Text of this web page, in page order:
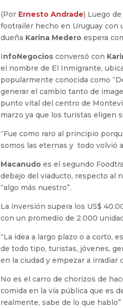
(Por Ernesto Andrade) Luego
footrailer hecho en Uruguay con
dueña Karina Mederoespera
InfoNegociosconversó con
el nombre de El Inmigrante,
popularmente conocida como
generar el cambio tanto de
punto vital del centro de
marzo ya que los turistas eligen
“Fue como raro al principio
somos las eternas y todo volvió
Macanudoes el segundo
debajo del viaducto, respecto al
“algo más nuestro”.
La inversión supera los US$
con un promedio de 2.000
“La idea a largo plazo o a corto,
de todo tipo, turistas, jóvenes,
en la ciudad y empezar a irradiar
No es el carro de chorizos de
comida en la vía pública que es
realmente, sabe de lo que